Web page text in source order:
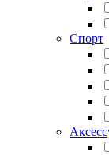
Спорт